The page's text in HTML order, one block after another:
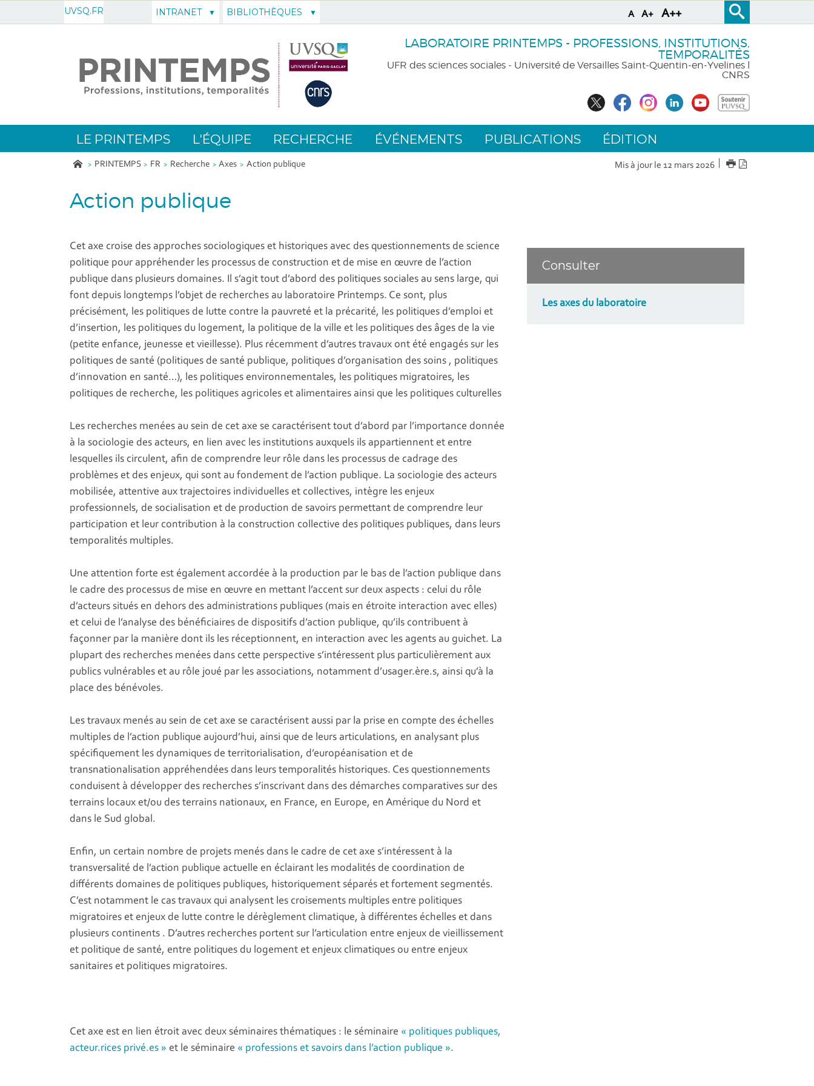
A A+ A++
UVSQ.FR
LABORATOIRE PRINTEMPS - PROFESSIONS, INSTITUTIONS,
TEMPORALITÉS
UFR des sciences sociales - Université de Versailles Saint-Quentin-en-Yvelines l
CNRS
LE PRINTEMPS L'ÉQUIPE RECHERCHE ÉVÉNEMENTS PUBLICATIONS ÉDITION
PRINTEMPS FR Recherche Axes Action publique Mis à jour le 12 mars 2026 IMPRIMER
Action publique
Cet axe croise des approches sociologiques et historiques avec des questionnements de science
politique pour appréhender les processus de construction et de mise en œuvre de l’action
publique dans plusieurs domaines. Il s’agit tout d’abord des politiques sociales au sens large, qui
font depuis longtemps l’objet de recherches au laboratoire Printemps. Ce sont, plus
précisément, les politiques de lutte contre la pauvreté et la précarité, les politiques d’emploi et
d’insertion, les politiques du logement, la politique de la ville et les politiques des âges de la vie
(petite enfance, jeunesse et vieillesse). Plus récemment d’autres travaux ont été engagés sur les
politiques de santé (politiques de santé publique, politiques d’organisation des soins , politiques
d’innovation en santé…), les politiques environnementales, les politiques migratoires, les
politiques de recherche, les politiques agricoles et alimentaires ainsi que les politiques culturelles
Les recherches menées au sein de cet axe se caractérisent tout d’abord par l’importance donnée
à la sociologie des acteurs, en lien avec les institutions auxquels ils appartiennent et entre
lesquelles ils circulent, afin de comprendre leur rôle dans les processus de cadrage des
problèmes et des enjeux, qui sont au fondement de l’action publique. La sociologie des acteurs
mobilisée, attentive aux trajectoires individuelles et collectives, intègre les enjeux
professionnels, de socialisation et de production de savoirs permettant de comprendre leur
participation et leur contribution à la construction collective des politiques publiques, dans leurs
temporalités multiples.
Une attention forte est également accordée à la production par le bas de l’action publique dans
le cadre des processus de mise en œuvre en mettant l’accent sur deux aspects : celui du rôle
d’acteurs situés en dehors des administrations publiques (mais en étroite interaction avec elles)
et celui de l’analyse des bénéficiaires de dispositifs d’action publique, qu’ils contribuent à
façonner par la manière dont ils les réceptionnent, en interaction avec les agents au guichet. La
plupart des recherches menées dans cette perspective s’intéressent plus particulièrement aux
publics vulnérables et au rôle joué par les associations, notamment d’usager.ère.s, ainsi qu’à la
place des bénévoles.
Les travaux menés au sein de cet axe se caractérisent aussi par la prise en compte des échelles
multiples de l’action publique aujourd’hui, ainsi que de leurs articulations, en analysant plus
spécifiquement les dynamiques de territorialisation, d’européanisation et de
transnationalisation appréhendées dans leurs temporalités historiques. Ces questionnements
conduisent à développer des recherches s’inscrivant dans des démarches comparatives sur des
terrains locaux et/ou des terrains nationaux, en France, en Europe, en Amérique du Nord et
dans le Sud global.
Enfin, un certain nombre de projets menés dans le cadre de cet axe s’intéressent à la
transversalité de l’action publique actuelle en éclairant les modalités de coordination de
différents domaines de politiques publiques, historiquement séparés et fortement segmentés.
C’est notamment le cas travaux qui analysent les croisements multiples entre politiques
migratoires et enjeux de lutte contre le dérèglement climatique, à différentes échelles et dans
plusieurs continents . D’autres recherches portent sur l’articulation entre enjeux de vieillissement
et politique de santé, entre politiques du logement et enjeux climatiques ou entre enjeux
sanitaires et politiques migratoires.
Cet axe est en lien étroit avec deux séminaires thématiques : le séminaire « politiques publiques,
acteur.rices privé.es » et le séminaire « professions et savoirs dans l’action publique ».
Consulter
Les axes du laboratoire
INTRANET BIBLIOTHÈQUES